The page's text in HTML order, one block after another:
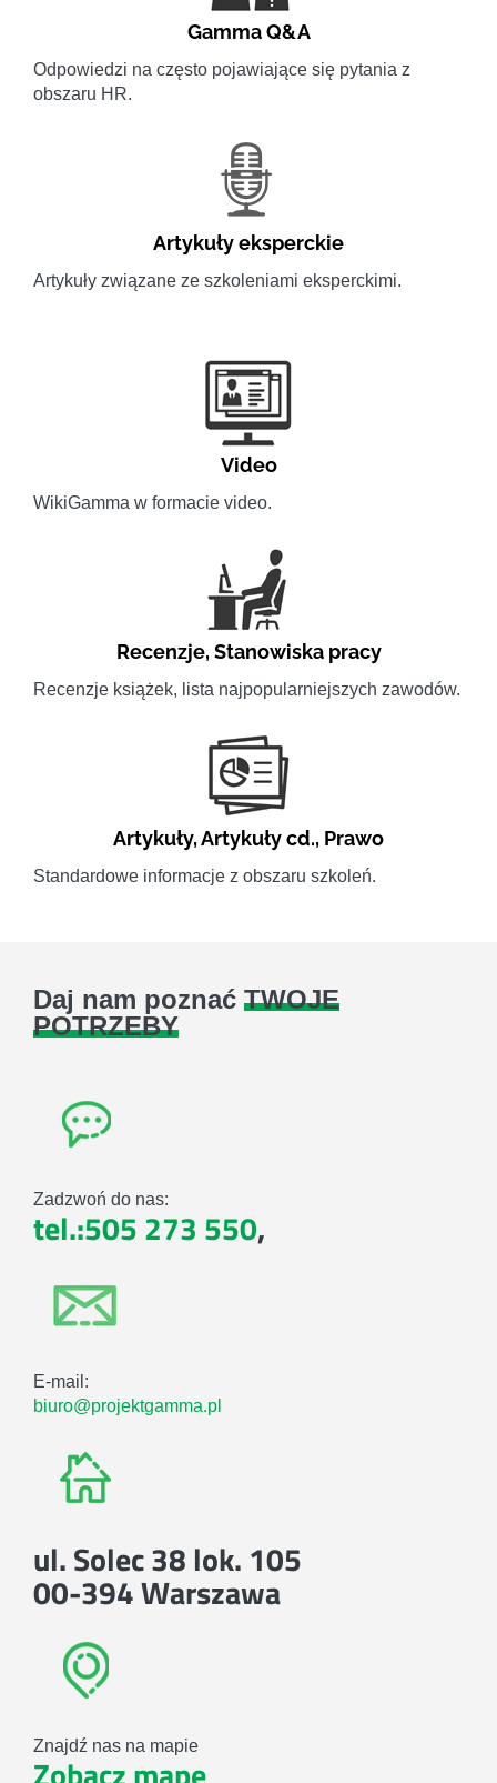
Gamma Q&A
Odpowiedzi na często pojawiające się pytania z
obszaru HR.
Artykuły eksperckie
Artykuły związane ze szkoleniami eksperckimi.
Video
WikiGamma w formacie video.
Recenzje,Stanowiska pracy
Recenzje książek, lista najpopularniejszych zawodów.
Artykuły,Artykuły cd., Prawo
Standardowe informacje z obszaru szkoleń.
Daj nam poznać TWOJE
POTRZEBY
Zadzwoń do nas:
tel.:505 273 550,
E-mail:
biuro@projektgamma.pl
ul. Solec 38 lok. 105
00-394 Warszawa
Znajdź nas na mapie